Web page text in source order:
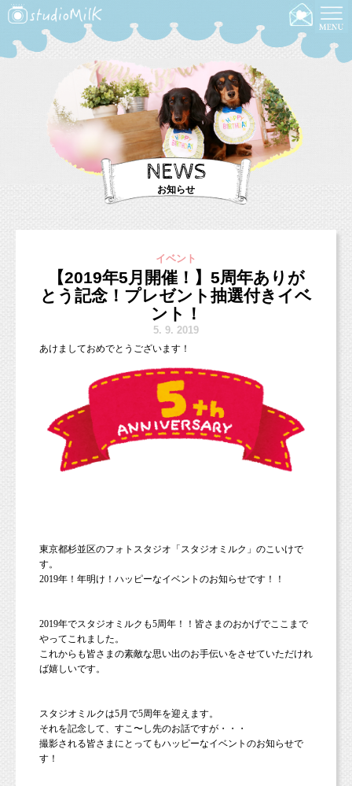
NEWS
お知らせ
イベント
【2019年5月開催！】5周年ありが
とう記念！プレゼント抽選付きイベ
ント！
5. 9. 2019
あけましておめでとうございます！
東京都杉並区のフォトスタジオ「スタジオミルク」のこいけで
す。
2019年！年明け！ハッピーなイベントのお知らせです！！
2019年でスタジオミルクも5周年！！皆さまのおかげでここまで
やってこれました。
これからも皆さまの素敵な思い出のお手伝いをさせていただけれ
ば嬉しいです。
スタジオミルクは5月で5周年を迎えます。
それを記念して、すこ〜し先のお話ですが・・・
撮影される皆さまにとってもハッピーなイベントのお知らせで
す！